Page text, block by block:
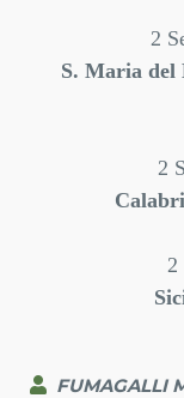
2
S. Maria del
2
2
FUMAGALLI